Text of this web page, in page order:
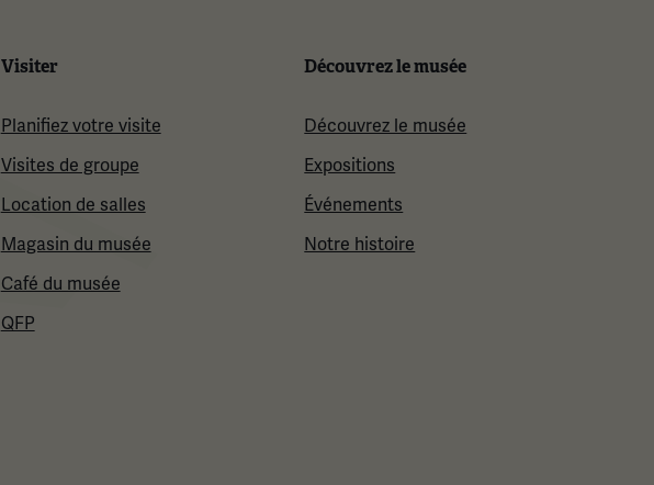
Visiter
Planifiez votre visite
Visites de groupe
Location de salles
Magasin du musée
Café du musée
QFP
Découvrez le musée
Découvrez le musée
Expositions
Événements
Notre histoire